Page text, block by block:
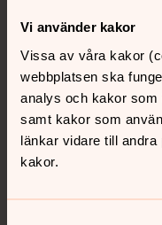
Vi använder kakor
Vissa av våra kakor
webbplatsen ska
analys och kakor som
samt kakor som
länkar vidare till
kakor.
Kontakt
Kalender
Hitta snabbt